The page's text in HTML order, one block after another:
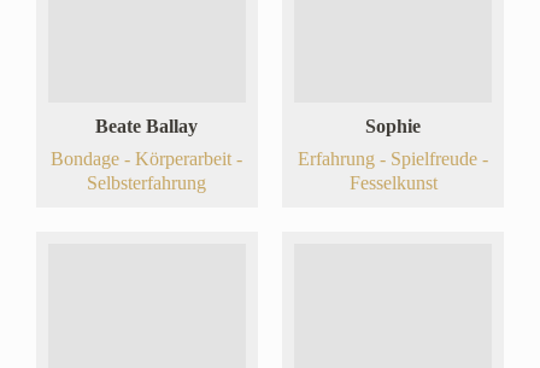
Beate Ballay
Bondage - Körperarbeit -
Selbsterfahrung
Sophie
Erfahrung - Spielfreude -
Fesselkunst